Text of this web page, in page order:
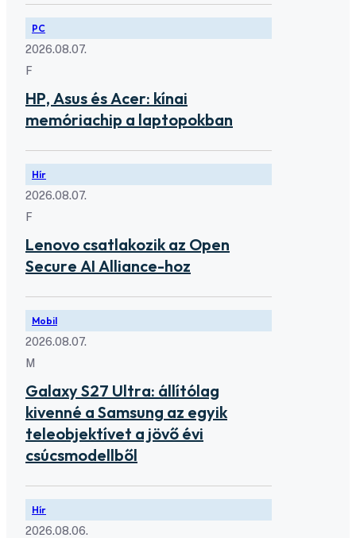
PC
2026.08.07.
F
HP, Asus és Acer: kínai
memóriachip a laptopokban
Hír
2026.08.07.
F
Lenovo csatlakozik az Open
Secure AI Alliance-hoz
Mobil
2026.08.07.
M
Galaxy S27 Ultra: állítólag
kivenné a Samsung az egyik
teleobjektívet a jövő évi
csúcsmodellből
Hír
2026.08.06.